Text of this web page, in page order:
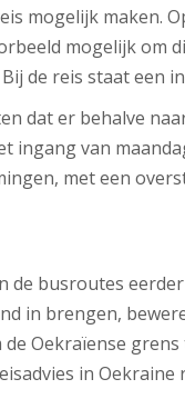
mogelijk maken.
mogelijk om
de reis staat een
dat er behalve
ingang van
met een
de busroutes
in brengen,
Oekraïense
in